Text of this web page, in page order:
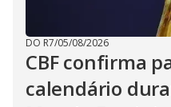
DO R7/05/08/2026
CBF confirma
calendário